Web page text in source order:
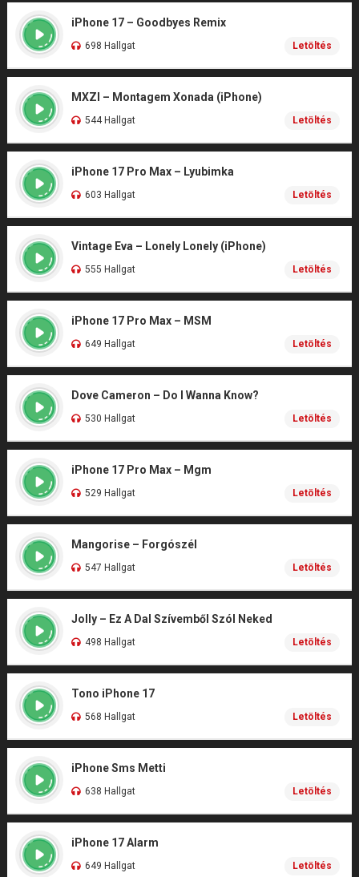
iPhone 17 – Goodbyes Remix
698 Hallgat Letöltés
MXZI – Montagem Xonada (iPhone)
544 Hallgat Letöltés
iPhone 17 Pro Max – Lyubimka
603 Hallgat Letöltés
Vintage Eva – Lonely Lonely (iPhone)
555 Hallgat Letöltés
iPhone 17 Pro Max – MSM
649 Hallgat Letöltés
Dove Cameron – Do I Wanna Know?
530 Hallgat Letöltés
iPhone 17 Pro Max – Mgm
529 Hallgat Letöltés
Mangorise – Forgószél
547 Hallgat Letöltés
Jolly – Ez A Dal Szívemből Szól Neked
498 Hallgat Letöltés
Tono iPhone 17
568 Hallgat Letöltés
iPhone Sms Metti
638 Hallgat Letöltés
iPhone 17 Alarm
649 Hallgat Letöltés